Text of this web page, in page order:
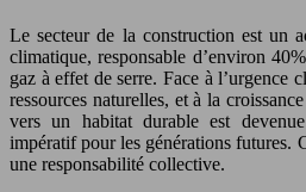
Le secteur de la construction est un
climatique, responsable d’environ
gaz à effet de serre. Face à l’urgence
ressources naturelles, et à la
vers un habitat durable est
impératif pour les générations futures.
une responsabilité collective.